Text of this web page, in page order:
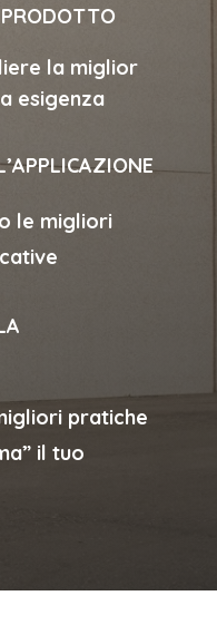
la miglior
esigenza
le migliori
pratiche
il tuo